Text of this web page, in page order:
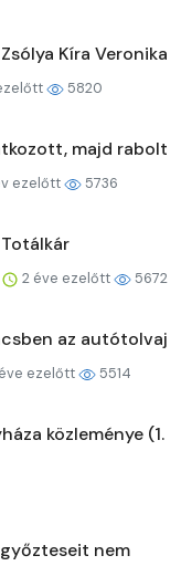
Kíra Veronika
5820
majd rabolt
ezelőtt 5736
Totálkár
2 éve ezelőtt 5672
az autótolvaj
ezelőtt 5514
közleménye (1.
nem